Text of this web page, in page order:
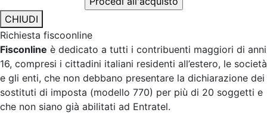
CHIUDI
Richiesta fiscoonline
Fisconline è dedicato a tutti i contribuenti maggiori di anni
16, compresi i cittadini italiani residenti all’estero, le società
e gli enti, che non debbano presentare la dichiarazione dei
sostituti di imposta (modello 770) per più di 20 soggetti e
che non siano già abilitati ad Entratel.